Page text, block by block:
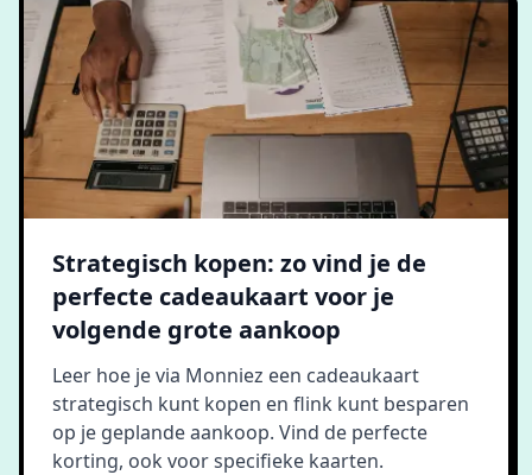
Strategisch kopen: zo vind je de
perfecte cadeaukaart voor je
volgende grote aankoop
Leer hoe je via Monniez een cadeaukaart
strategisch kunt kopen en flink kunt besparen
op je geplande aankoop. Vind de perfecte
korting, ook voor specifieke kaarten.